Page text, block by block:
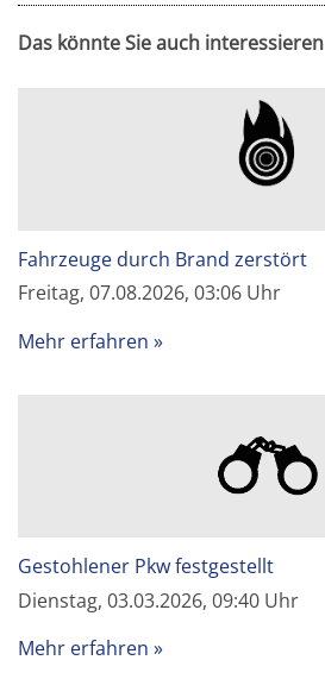
Das könnte Sie auch interessieren
Fahrzeuge durch Brand zerstört
Freitag, 07.08.2026, 03:06 Uhr
Mehr erfahren
Gestohlener Pkw festgestellt
Dienstag, 03.03.2026, 09:40 Uhr
Mehr erfahren